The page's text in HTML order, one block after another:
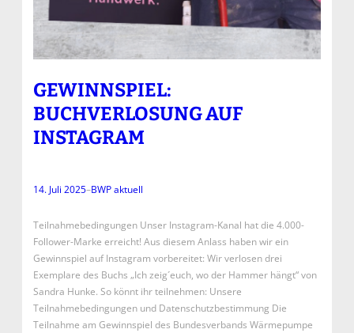
GEWINNSPIEL:
BUCHVERLOSUNG AUF
INSTAGRAM
14. Juli 2025–BWP aktuell
Teilnahmebedingungen Unser Instagram-Kanal hat die 4.000-
Follower-Marke erreicht! Aus diesem Anlass haben wir ein
Gewinnspiel auf Instagram vorbereitet: Wir verlosen drei
Exemplare des Buchs „Ich zeig´euch, wo der Hammer hängt“ von
Sandra Hunke. So könnt ihr teilnehmen: Unsere
Teilnahmebedingungen und Datenschutzbestimmung Die
Teilnahme am Gewinnspiel des Bundesverbands Wärmepumpe